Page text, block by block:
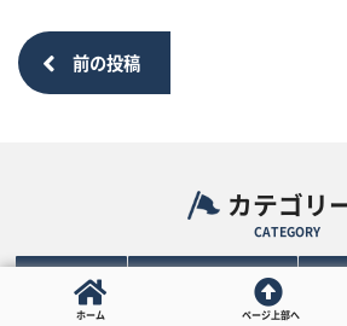
前の投稿
カテゴリ
CATEGORY
グルメ（374） 観光・お出かけ（106）
お役
千代田区（119）
港区（28）
ホーム ページ上部へ